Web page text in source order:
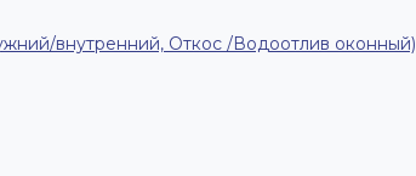
внутренний, Откос /Водоотлив оконный)